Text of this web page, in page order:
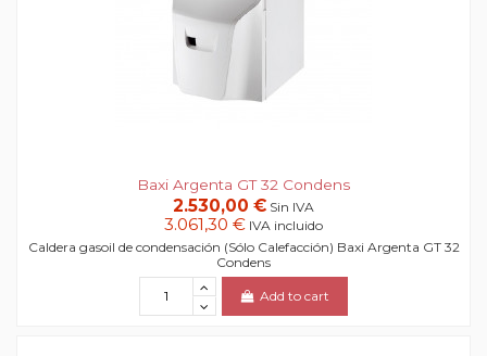
Baxi Argenta GT 32 Condens
2.530,00 € Sin IVA
3.061,30 € IVA incluido
Caldera gasoil de condensación (Sólo Calefacción) Baxi Argenta GT 32
Condens
Add to cart